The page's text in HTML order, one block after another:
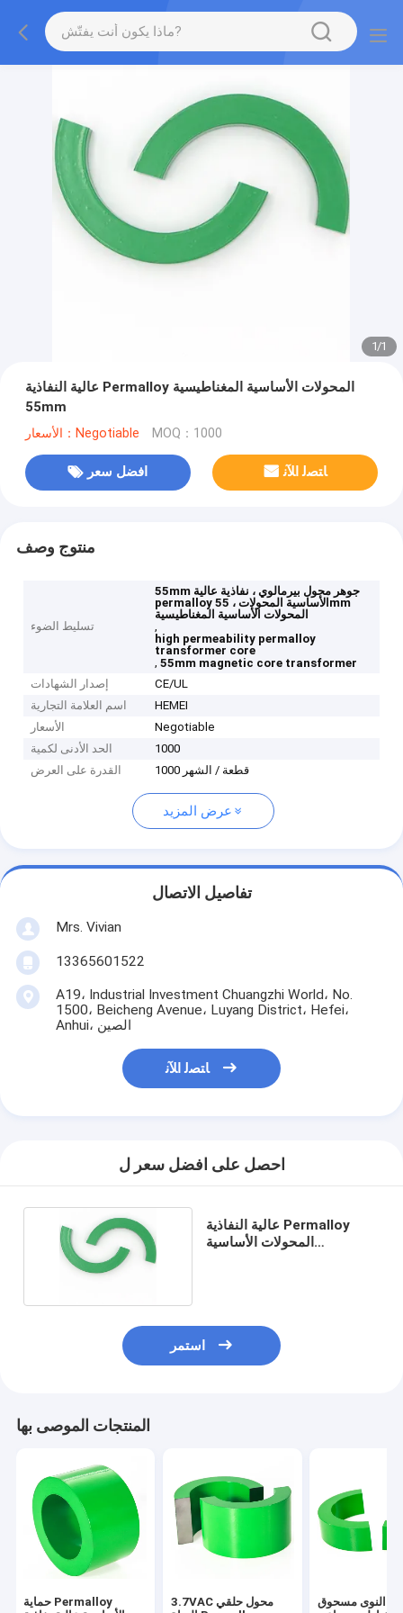
1/1
عالية النفاذية Permalloy المحولات الأساسية المغناطيسية
55mm
الأسعار：Negotiable MOQ：1000
افضل سعر ﺎﺘﺼﻟ ﺍﻶﻧ
منتوج وصف
تسليط الضوء
55mm جوهر محول بيرمالوي ، نفاذية عالية
permalloy الأساسية المحولات ، 55mm
المحولات الأساسية المغناطيسية
,
high permeability permalloy
transformer core
,55mm magnetic core transformer
إصدار الشهادات
CE/UL
اسم العلامة التجارية
HEMEI
الأسعار
Negotiable
الحد الأدنى لكمية
1000
القدرة على العرض
1000 قطعة / الشهر
عرض المزيد
تفاصيل الاتصال
Mrs. Vivian
13365601522
A19، Industrial Investment Chuangzhi World، No.
1500، Beicheng Avenue، Luyang District، Hefei،
Anhui، الصين
ﺎﺘﺼﻟ ﺍﻶﻧ
احصل على افضل سعر ل
عالية النفاذية Permalloy
المحولات الأساسية
استمر
المنتجات الموصى بها
حماية Permalloy
3.7VAC محول حلقي
النوى مسحوق